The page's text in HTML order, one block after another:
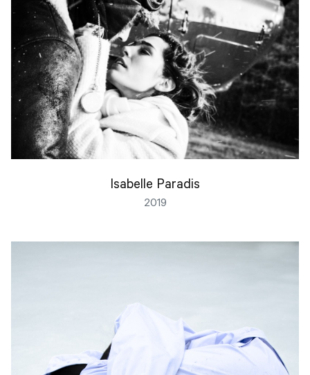
Isabelle Paradis
2019